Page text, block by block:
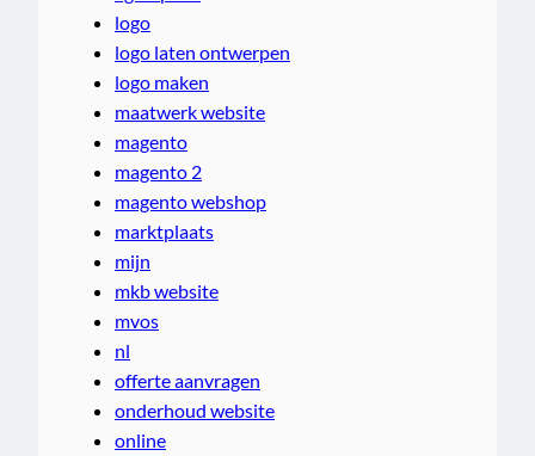
logo
logo laten ontwerpen
logo maken
maatwerk website
magento
magento 2
magento webshop
marktplaats
mijn
mkb website
mvos
nl
offerte aanvragen
onderhoud website
online